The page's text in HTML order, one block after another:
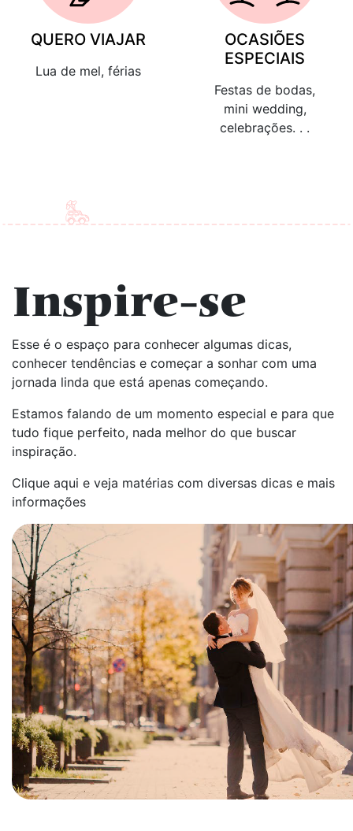
QUERO VIAJAR
Lua de mel, férias
OCASIÕES
ESPECIAIS
Festas de bodas,
mini wedding,
celebrações. . .
Inspire-se
Esse é o espaço para conhecer algumas dicas,
conhecer tendências e começar a sonhar com uma
jornada linda que está apenas começando.
Estamos falando de um momento especial e para que
tudo fique perfeito, nada melhor do que buscar
inspiração.
Clique aqui e veja matérias com diversas dicas e mais
informações